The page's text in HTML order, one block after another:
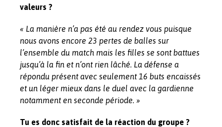
valeurs ?
« La manière n’a pas été au rendez vous puisque
nous avons encore 23 pertes de balles sur
l’ensemble du match mais les filles se sont battues
jusqu’à la fin et n’ont rien lâché. La défense a
répondu présent avec seulement 16 buts encaissés
et un léger mieux dans le duel avec la gardienne
notamment en seconde période. »
Tu es donc satisfait de la réaction du groupe ?